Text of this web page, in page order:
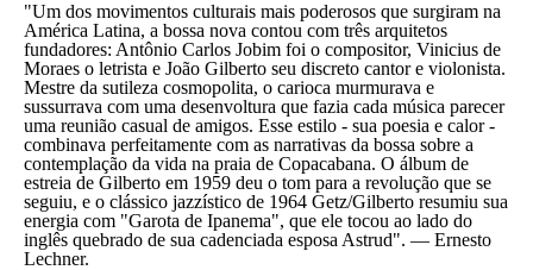
"Um dos movimentos culturais mais poderosos que surgiram na
América Latina, a bossa nova contou com três arquitetos
fundadores: Antônio Carlos Jobim foi o compositor, Vinicius de
Moraes o letrista e João Gilberto seu discreto cantor e violonista.
Mestre da sutileza cosmopolita, o carioca murmurava e
sussurrava com uma desenvoltura que fazia cada música parecer
uma reunião casual de amigos. Esse estilo - sua poesia e calor -
combinava perfeitamente com as narrativas da bossa sobre a
contemplação da vida na praia de Copacabana. O álbum de
estreia de Gilberto em 1959 deu o tom para a revolução que se
seguiu, e o clássico jazzístico de 1964 Getz/Gilberto resumiu sua
energia com "Garota de Ipanema", que ele tocou ao lado do
inglês quebrado de sua cadenciada esposa Astrud". — Ernesto
Lechner.